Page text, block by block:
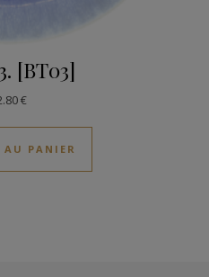
[BT03]
€
AU PANIER